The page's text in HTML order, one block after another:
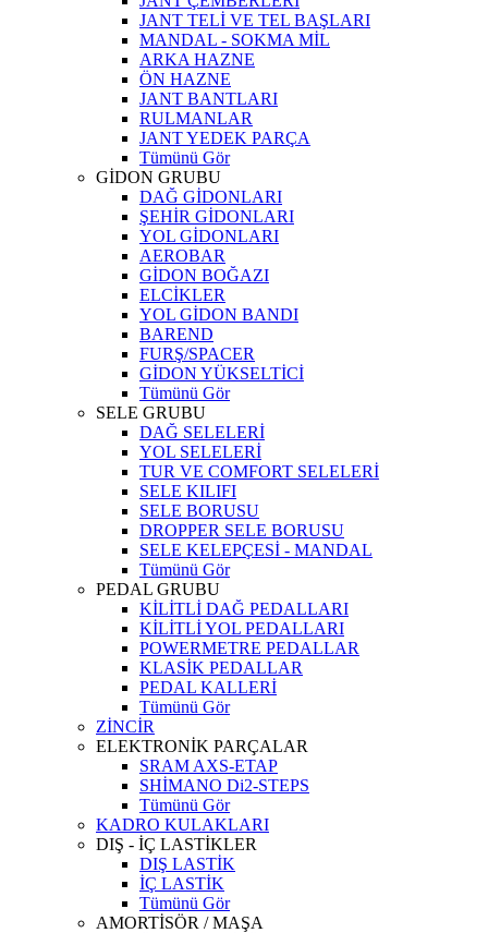
JANT TELİ VE TEL BAŞLARI
MANDAL - SOKMA MİL
ARKA HAZNE
ÖN HAZNE
JANT BANTLARI
RULMANLAR
JANT YEDEK PARÇA
Tümünü Gör
GİDON GRUBU
DAĞ GİDONLARI
ŞEHİR GİDONLARI
YOL GİDONLARI
AEROBAR
GİDON BOĞAZI
ELCİKLER
YOL GİDON BANDI
BAREND
FURŞ/SPACER
GİDON YÜKSELTİCİ
Tümünü Gör
SELE GRUBU
DAĞ SELELERİ
YOL SELELERİ
TUR VE COMFORT SELELERİ
SELE KILIFI
SELE BORUSU
DROPPER SELE BORUSU
SELE KELEPÇESİ - MANDAL
Tümünü Gör
PEDAL GRUBU
KİLİTLİ DAĞ PEDALLARI
KİLİTLİ YOL PEDALLARI
POWERMETRE PEDALLAR
KLASİK PEDALLAR
PEDAL KALLERİ
Tümünü Gör
ZİNCİR
ELEKTRONİK PARÇALAR
SRAM AXS-ETAP
SHİMANO Di2-STEPS
Tümünü Gör
KADRO KULAKLARI
DIŞ - İÇ LASTİKLER
DIŞ LASTİK
İÇ LASTİK
Tümünü Gör
AMORTİSÖR / MAŞA